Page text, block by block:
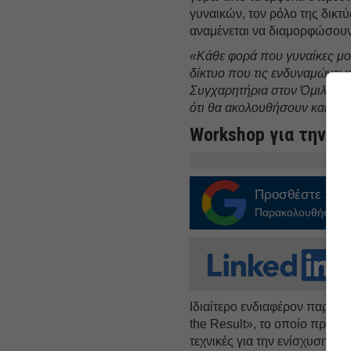
γυναικών, τον ρόλο της
αναμένεται να
«Κάθε φορά που γυναίκες
δίκτυο που τις ενδυναμώνει
Συγχαρητήρια στον Όμιλο
ότι θα ακολουθήσουν και
Workshop για την
Προσθέστε το
Παρακολουθήστε
Ιδιαίτερο ενδιαφέρον
the Result», το οποίο
τεχνικές για την ενίσχυση